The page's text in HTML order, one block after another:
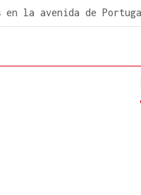
en la avenida de